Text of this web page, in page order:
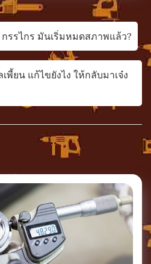
กรรไกร มันเริ่มหมดสภาพแล้ว?
เพี้ยน แก้ไขยังไง ให้กลับมาเจ๋ง